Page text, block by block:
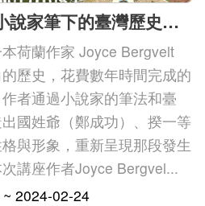
「福爾摩沙之王—小說家筆下的臺灣歷史轉捩點」講座
本荷蘭作家 Joyce Bergvelt
歷史，花費數年時間完成的
者通過小說家的筆法和臺
國姓爺（鄭成功）、揆一等
與形象，重新呈現那段發生
講座作者Joyce Bergvel...
2024-02-24